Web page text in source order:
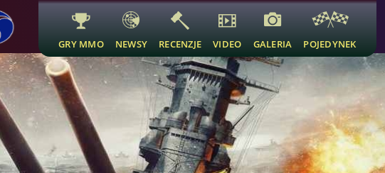
GRY MMO NEWSY RECENZJE VIDEO GALERIA POJEDYNEK